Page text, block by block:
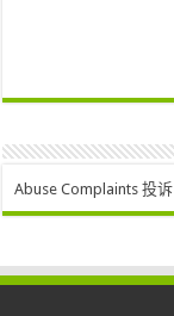
Abuse Complaints 投诉